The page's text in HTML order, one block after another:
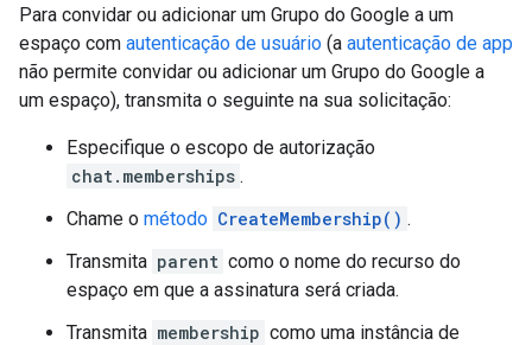
Para convidar ou adicionar um Grupo do Google a um
espaço com autenticação de usuário (a autenticação de app
não permite convidar ou adicionar um Grupo do Google a
um espaço), transmita o seguinte na sua solicitação:
Especifique o escopo de autorização
chat.memberships .
Chame o método CreateMembership() .
Transmita parent como o nome do recurso do
espaço em que a assinatura será criada.
Transmita membership como uma instância de